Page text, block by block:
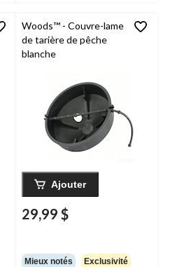
Woods™ - Couvre-lame
de tarière de pêche
blanche
Ajouter
29,99 $
Mieux notés Exclusivité